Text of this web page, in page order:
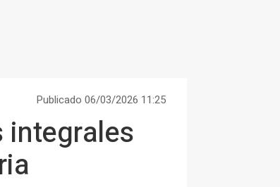
Publicado 06/03/2026 11:25
integrales